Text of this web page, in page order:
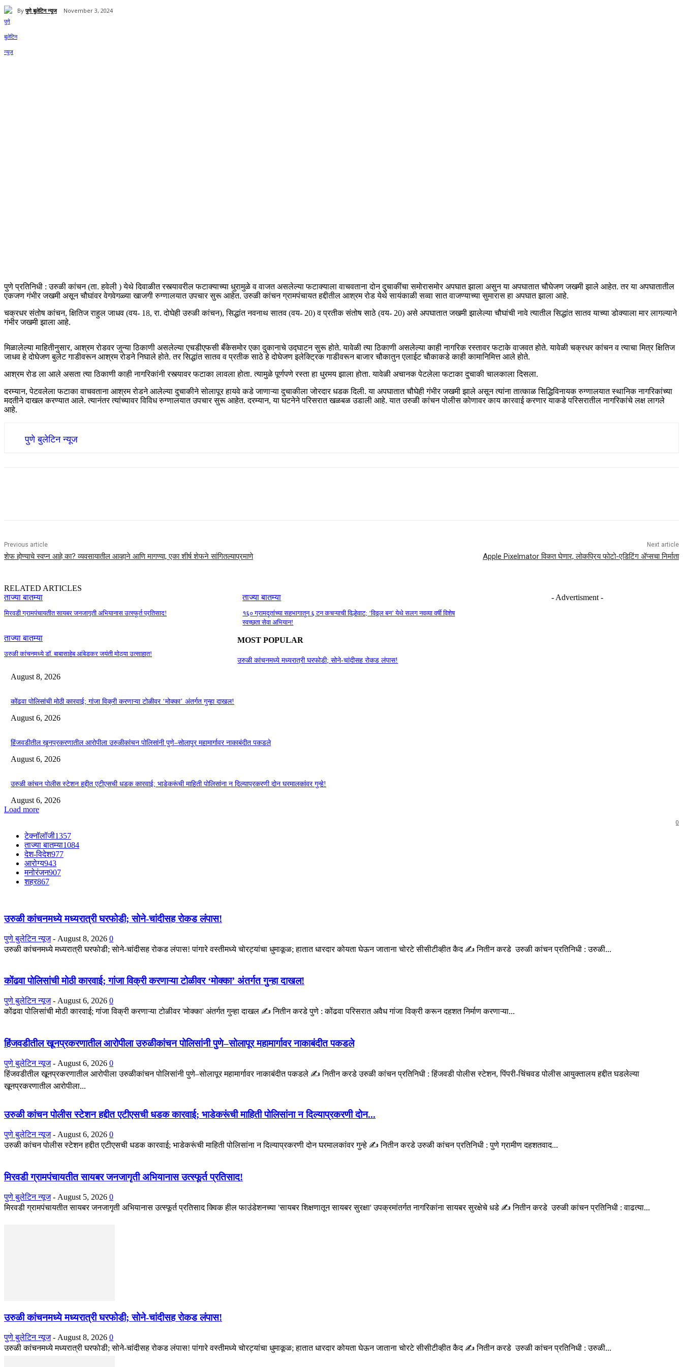
By पुणे बुलेटिन न्यूज November 3, 2024
पुणे प्रतिनिधी : उरुळी कांचन (ता. हवेली ) येथे दिवाळीत रस्त्यावरील फटाक्याच्या धुरामुळे व वाजत असलेल्या फटाक्याला वाचवताना दोन दुचाकींचा समोरासमोर अपघात झाला असुन या अपघातात चौघेजण जखमी झाले आहेत. तर या अपघातातील
एकजण गंभीर जखमी असून चौघांवर वेगवेगळ्या खाजगी रुग्णालयात उपचार सुरू आहेत. उरुळी कांचन ग्रामपंचायत हद्दीतील आश्रम रोड येथे सायंकाळी सव्वा सात वाजण्याच्या सुमारास हा अपघात झाला आहे.
चक्रधर संतोष कांचन, क्षितिज राहुल जाधव (वय- 18, रा. दोघेही उरुळी कांचन), सिद्धांत नवनाथ सातव (वय- 20) व प्रतीक संतोष साठे (वय- 20) असे अपघातात जखमी झालेल्या चौघांची नावे त्यातील सिद्धांत सातव याच्या डोक्याला मार लागल्याने
गंभीर जखमी झाला आहे.
मिळालेल्या माहितीनुसार, आश्रम रोडवर जुन्या ठिकाणी असलेल्या एचडीएफसी बँकेसमोर एका दुकानाचे उद्घाटन सुरू होते. यावेळी त्या ठिकाणी असलेल्या काही नागरिक रस्तावर फटाके वाजवत होते. यावेळी चक्रधर कांचन व त्याचा मित्र क्षितिज
जाधव हे दोघेजण बुलेट गाडीवरून आश्रम रोडने निघाले होते. तर सिद्धांत सातव व प्रतीक साठे हे दोघेजण इलेक्ट्रिक गाडीवरून बाजार चौकातुन एलाईट चौकाकडे काही कामानिमित्त आले होते.
आश्रम रोड ला आले असता त्या ठिकाणी काही नागरिकांनी रस्त्यावर फटाका लावला होता. त्यामुळे पूर्णपणे रस्ता हा धुरमय झाला होता. यावेळी अचानक पेटलेला फटाका दुचाकी चालकाला दिसला.
दरम्यान, पेटवलेला फटाका वाचवताना आश्रम रोडने आलेल्या दुचाकीने सोलापूर हायवे कडे जाणाऱ्या दुचाकीला जोरदार धडक दिली. या अपघातात चौघेही गंभीर जखमी झाले असून त्यांना तात्काळ सिद्धिविनायक रुग्णालयात स्थानिक नागरिकांच्या
मदतीने दाखल करण्यात आले. त्यानंतर त्यांच्यावर विविध रुग्णालयात उपचार सुरू आहेत. दरम्यान, या घटनेने परिसरात खळबळ उडाली आहे. यात उरुळी कांचन पोलीस कोणावर काय कारवाई करणार याकडे परिसरातील नागरिकांचे लक्ष लागले
आहे.
पुणे बुलेटिन न्यूज
Previous article
शेफ होण्याचे स्वप्न आहे का? व्यवसायातील आव्हाने आणि मागण्या, एका शीर्ष शेफने सांगितल्याप्रमाणे
Next article
Apple Pixelmator विकत घेणार, लोकप्रिय फोटो-एडिटिंग ॲप्सचा निर्माता
RELATED ARTICLES
ताज्या बातम्या
मिरवडी ग्रामपंचायतीत सायबर जनजागृती अभियानास उत्स्फूर्त प्रतिसाद!
ताज्या बातम्या
१६० ग्रामदूतांच्या सहभागातून ६ टन कचऱ्याची विल्हेवाट; ‘विठ्ठल बन’ येथे सलग नवव्या वर्षी विशेष
स्वच्छता सेवा अभियान!
ताज्या बातम्या
उरुळी कांचनमध्ये डॉ. बाबासाहेब आंबेडकर जयंती मोठ्या उत्साहात!
- Advertisment -
MOST POPULAR
उरुळी कांचनमध्ये मध्यरात्री घरफोडी; सोने-चांदीसह रोकड लंपास!
August 8, 2026
कोंढवा पोलिसांची मोठी कारवाई; गांजा विक्री करणाऱ्या टोळीवर ‘मोक्का’ अंतर्गत गुन्हा दाखल!
August 6, 2026
हिंजवडीतील खूनप्रकरणातील आरोपीला उरुळीकांचन पोलिसांनी पुणे–सोलापूर महामार्गावर नाकाबंदीत पकडले
August 6, 2026
उरुळी कांचन पोलीस स्टेशन हद्दीत एटीएसची धडक कारवाई; भाडेकरूंची माहिती पोलिसांना न दिल्याप्रकरणी दोन घरमालकांवर गुन्हे!
August 6, 2026
Load more
0
टेक्नॉलॉजी1357
ताज्या बातम्या1084
देश-विदेश977
आरोग्य943
मनोरंजन907
शहर867
उरुळी कांचनमध्ये मध्यरात्री घरफोडी; सोने-चांदीसह रोकड लंपास!
पुणे बुलेटिन न्यूज - August 8, 2026 0
उरुळी कांचनमध्ये मध्यरात्री घरफोडी; सोने-चांदीसह रोकड लंपास! पांगारे वस्तीमध्ये चोरट्यांचा धुमाकूळ; हातात धारदार कोयता घेऊन जाताना चोरटे सीसीटीव्हीत कैद ✍️ नितीन करडे उरुळी कांचन प्रतिनिधी : उरुळी...
कोंढवा पोलिसांची मोठी कारवाई; गांजा विक्री करणाऱ्या टोळीवर ‘मोक्का’ अंतर्गत गुन्हा दाखल!
पुणे बुलेटिन न्यूज - August 6, 2026 0
कोंढवा पोलिसांची मोठी कारवाई; गांजा विक्री करणाऱ्या टोळीवर 'मोक्का' अंतर्गत गुन्हा दाखल ✍️ नितीन करडे पुणे : कोंढवा परिसरात अवैध गांजा विक्री करून दहशत निर्माण करणाऱ्या...
हिंजवडीतील खूनप्रकरणातील आरोपीला उरुळीकांचन पोलिसांनी पुणे–सोलापूर महामार्गावर नाकाबंदीत पकडले
पुणे बुलेटिन न्यूज - August 6, 2026 0
हिंजवडीतील खूनप्रकरणातील आरोपीला उरुळीकांचन पोलिसांनी पुणे–सोलापूर महामार्गावर नाकाबंदीत पकडले ✍️ नितीन करडे उरुळी कांचन प्रतिनिधी : हिंजवडी पोलीस स्टेशन, पिंपरी-चिंचवड पोलीस आयुक्तालय हद्दीत घडलेल्या
खूनप्रकरणातील आरोपीला...
उरुळी कांचन पोलीस स्टेशन हद्दीत एटीएसची धडक कारवाई; भाडेकरूंची माहिती पोलिसांना न दिल्याप्रकरणी दोन...
पुणे बुलेटिन न्यूज - August 6, 2026 0
उरुळी कांचन पोलीस स्टेशन हद्दीत एटीएसची धडक कारवाई; भाडेकरूंची माहिती पोलिसांना न दिल्याप्रकरणी दोन घरमालकांवर गुन्हे ✍️ नितीन करडे उरुळी कांचन प्रतिनिधी : पुणे ग्रामीण दहशतवाद...
मिरवडी ग्रामपंचायतीत सायबर जनजागृती अभियानास उत्स्फूर्त प्रतिसाद!
पुणे बुलेटिन न्यूज - August 5, 2026 0
मिरवडी ग्रामपंचायतीत सायबर जनजागृती अभियानास उत्स्फूर्त प्रतिसाद क्विक हील फाउंडेशनच्या 'सायबर शिक्षणातून सायबर सुरक्षा' उपक्रमांतर्गत नागरिकांना सायबर सुरक्षेचे धडे ✍️ नितीन करडे उरुळी कांचन प्रतिनिधी : वाढत्या...
उरुळी कांचनमध्ये मध्यरात्री घरफोडी; सोने-चांदीसह रोकड लंपास!
पुणे बुलेटिन न्यूज - August 8, 2026 0
उरुळी कांचनमध्ये मध्यरात्री घरफोडी; सोने-चांदीसह रोकड लंपास! पांगारे वस्तीमध्ये चोरट्यांचा धुमाकूळ; हातात धारदार कोयता घेऊन जाताना चोरटे सीसीटीव्हीत कैद ✍️ नितीन करडे उरुळी कांचन प्रतिनिधी : उरुळी...